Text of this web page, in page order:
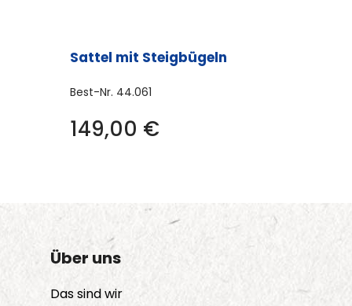
Sattel mit Steigbügeln
Best-Nr. 44.061
149,00 €
Über uns
Das sind wir